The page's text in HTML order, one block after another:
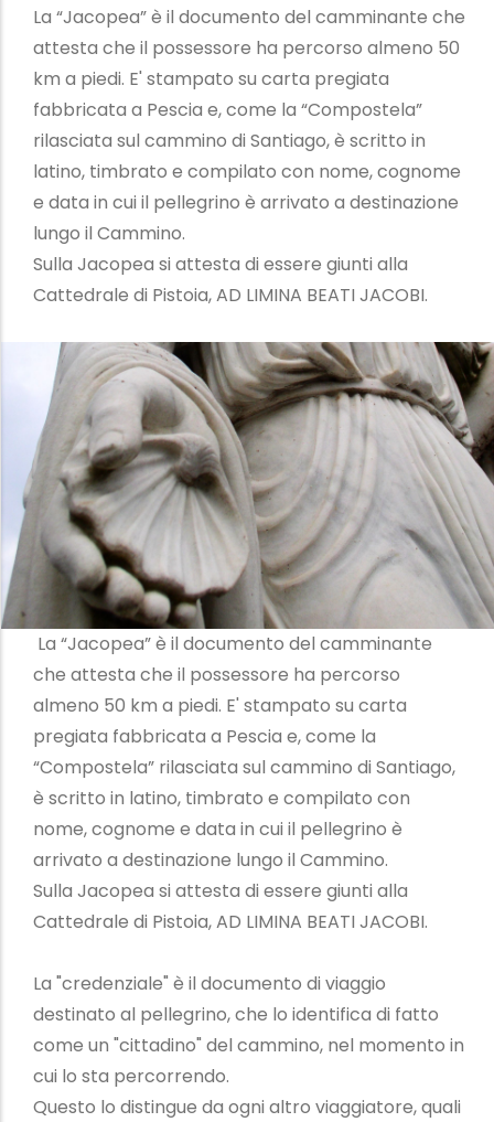
La “Jacopea” è il documento del camminante che
attesta che il possessore ha percorso almeno 50
km a piedi. E' stampato su carta pregiata
fabbricata a Pescia e, come la “Compostela”
rilasciata sul cammino di Santiago, è scritto in
latino, timbrato e compilato con nome, cognome
e data in cui il pellegrino è arrivato a destinazione
lungo il Cammino.
Sulla Jacopea si attesta di essere giunti alla
Cattedrale di Pistoia, AD LIMINA BEATI JACOBI.
La “Jacopea” è il documento del camminante
che attesta che il possessore ha percorso
almeno 50 km a piedi. E' stampato su carta
pregiata fabbricata a Pescia e, come la
“Compostela” rilasciata sul cammino di Santiago,
è scritto in latino, timbrato e compilato con
nome, cognome e data in cui il pellegrino è
arrivato a destinazione lungo il Cammino.
Sulla Jacopea si attesta di essere giunti alla
Cattedrale di Pistoia, AD LIMINA BEATI JACOBI.
La "credenziale" è il documento di viaggio
destinato al pellegrino, che lo identifica di fatto
come un "cittadino" del cammino, nel momento in
cui lo sta percorrendo.
Questo lo distingue da ogni altro viaggiatore, quali